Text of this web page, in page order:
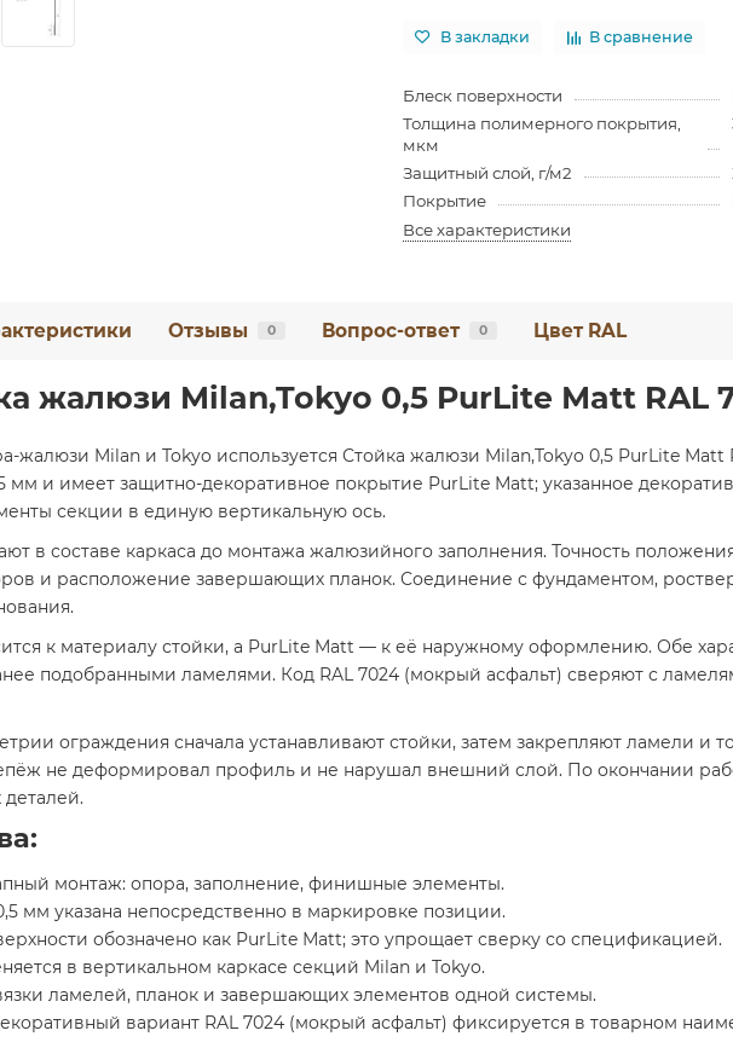
В закладки В сравнение
Блеск поверхности
Толщина полимерного покрытия,
мкм
Защитный слой, г/м2
Покрытие
Все характеристики
Отзывы 0 Вопрос-ответ 0 Цвет RAL
жалюзи Milan,Tokyo 0,5 PurLite Мatt RAL
жалюзи Milan и Tokyo используется Стойка жалюзи Milan,Tokyo 0,5 PurLite
мм и имеет защитно-декоративное покрытие PurLite Мatt; указанное
секции в единую вертикальную ось.
в составе каркаса до монтажа жалюзийного заполнения. Точность
и расположение завершающих планок. Соединение с фундаментом,
к материалу стойки, а PurLite Мatt — к её наружному оформлению. Обе
подобранными ламелями. Код RAL 7024 (мокрый асфальт) сверяют с
ограждения сначала устанавливают стойки, затем закрепляют ламели и
не деформировал профиль и не нарушал внешний слой. По окончании
монтаж: опора, заполнение, финишные элементы.
мм указана непосредственно в маркировке позиции.
обозначено как PurLite Мatt; это упрощает сверку со спецификацией.
в вертикальном каркасе секций Milan и Tokyo.
ламелей, планок и завершающих элементов одной системы.
вариант RAL 7024 (мокрый асфальт) фиксируется в товарном